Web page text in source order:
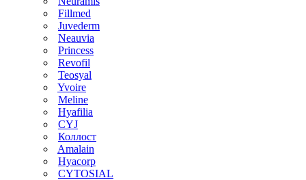
Fillmed
Juvederm
Neauvia
Princess
Revofil
Teosyal
Yvoire
Meline
Hyafilia
CYJ
Коллост
Amalain
Hyacorp
CYTOSIAL